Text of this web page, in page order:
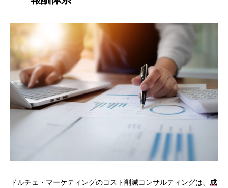
ドルチェ・マーケティングのコスト削減コンサルティングは、 成